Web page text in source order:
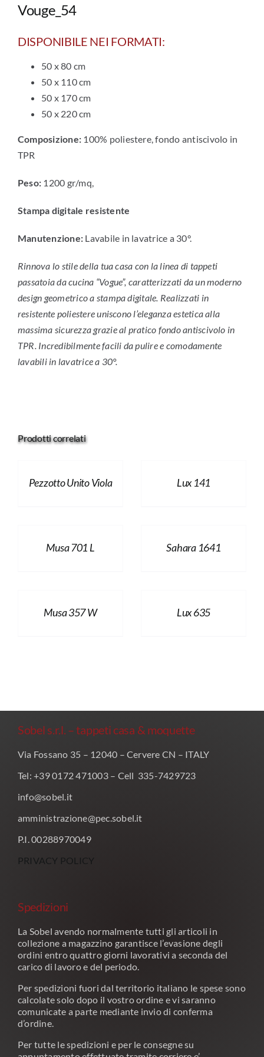
Vouge_54
DISPONIBILE NEI FORMATI:
50 x 80 cm
50 x 110 cm
50 x 170 cm
50 x 220 cm
Composizione: 100% poliestere, fondo antiscivolo in
TPR
Peso: 1200 gr/mq,
Stampa digitale resistente
Manutenzione: Lavabile in lavatrice a 30°.
Rinnova lo stile della tua casa con la linea di tappeti
passatoia da cucina “Vogue”, caratterizzati da un moderno
design geometrico a stampa digitale. Realizzati in
resistente poliestere uniscono l’eleganza estetica alla
massima sicurezza grazie al pratico fondo antiscivolo in
TPR. Incredibilmente facili da pulire e comodamente
lavabili in lavatrice a 30°.
Prodotti correlati
Pezzotto Unito Viola Lux 141
Musa 701 L Sahara 1641
Musa 357 W Lux 635
Sobel s.r.l. – tappeti casa & moquette
Via Fossano 35 – 12040 – Cervere CN – ITALY
Tel: +39 0172 471003 – Cell 335-7429723
info@sobel.it
amministrazione@pec.sobel.it
P.I. 00288970049
PRIVACY POLICY
Spedizioni
La Sobel avendo normalmente tutti gli articoli in
collezione a magazzino garantisce l’evasione degli
ordini entro quattro giorni lavorativi a seconda del
carico di lavoro e del periodo.
Per spedizioni fuori dal territorio italiano le spese sono
calcolate solo dopo il vostro ordine e vi saranno
comunicate a parte mediante invio di conferma
d’ordine.
Per tutte le spedizioni e per le consegne su